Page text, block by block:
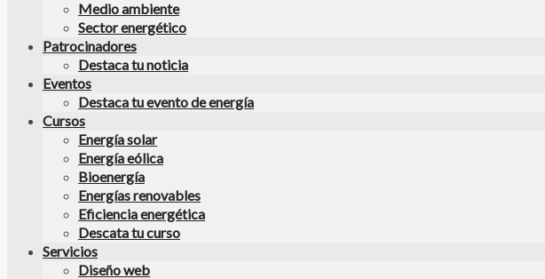
Medio ambiente
Sector energético
Patrocinadores
Destaca tu noticia
Eventos
Destaca tu evento de energía
Cursos
Energía solar
Energía eólica
Bioenergía
Energías renovables
Eficiencia energética
Descata tu curso
Servicios
Diseño web